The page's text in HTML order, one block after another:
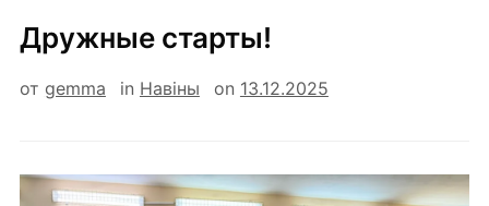
Дружные старты!
от gemma in Навiны on 13.12.2025